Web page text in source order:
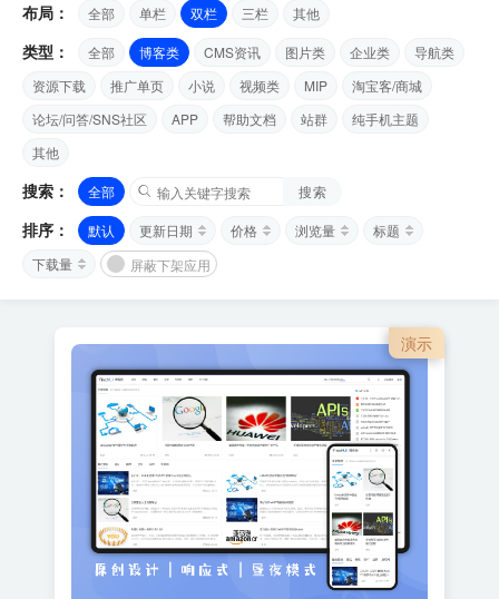
布局： 全部 单栏 双栏 三栏 其他
类型： 全部 博客类 CMS资讯 图片类 企业类
导航类
资源下载
推广单页 小说 视频类 MIP
淘宝客/商城
论坛/问答/SNS社区
APP 帮助文档 站群
纯手机主题
其他
搜索： 全部 搜索
排序： 默认 更新日期 价格 浏览量
标题
下载量
屏蔽下架应用
演示